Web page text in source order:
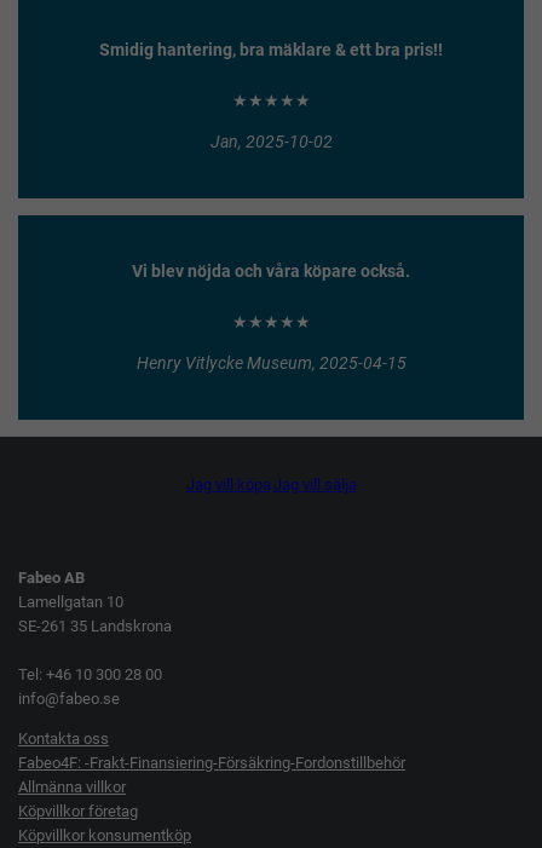
Smidig hantering, bra mäklare & ett bra pris!!
★★★★★
Jan, 2025-10-02
Vi blev nöjda och våra köpare också.
★★★★★
Henry Vitlycke Museum, 2025-04-15
Jag vill köpa Jag vill sälja
Fabeo AB
Lamellgatan 10
SE-261 35 Landskrona
Tel: +46 10 300 28 00
info@fabeo.se
Kontakta oss
Fabeo4F: -Frakt-Finansiering-Försäkring-Fordonstillbehör
Allmänna villkor
Köpvillkor företag
Köpvillkor konsumentköp